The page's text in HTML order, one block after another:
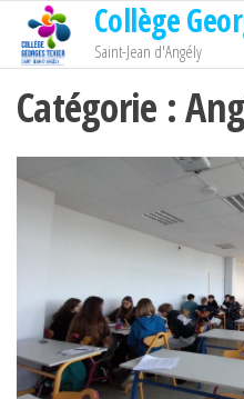
Passer
contenu
Collège
Saint-Jean d'Angély
Catégorie :